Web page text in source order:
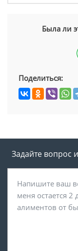
Была ли
Поделиться:
Задайте вопрос